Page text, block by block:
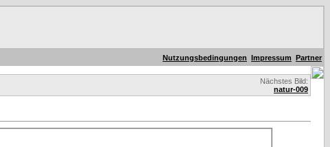
Nutzungsbedingungen Impressum Partner
Nächstes Bild:
natur-009